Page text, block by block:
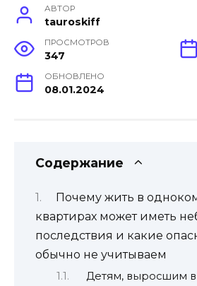
АВТОР
tauroskiff
ПРОСМОТРОВ
347
ОБНОВЛЕНО
08.01.2024
Содержание
Почему жить в
квартирах может иметь
последствия и какие
обычно не учитываем
Детям, выросшим в